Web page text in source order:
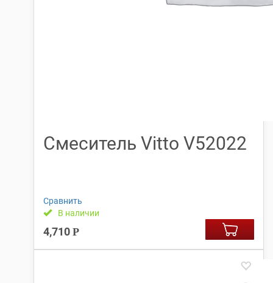
Смеситель Vitto V52022
Сравнить
В наличии
4,710 Р